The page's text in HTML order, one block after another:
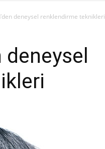
deneysel renklendirme teknikleri